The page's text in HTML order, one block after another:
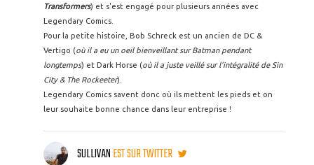
Transformers) et s'est engagé pour plusieurs années avec
Legendary Comics.
Pour la petite histoire, Bob Schreck est un ancien de DC &
Vertigo (où il a eu un oeil bienveillant sur Batman pendant
longtemps) et Dark Horse (où il a juste veillé sur l'intégralité de Sin
City & The Rockeeter).
Legendary Comics savent donc où ils mettent les pieds et on
leur souhaite bonne chance dans leur entreprise !
SULLIVANEST SUR TWITTER